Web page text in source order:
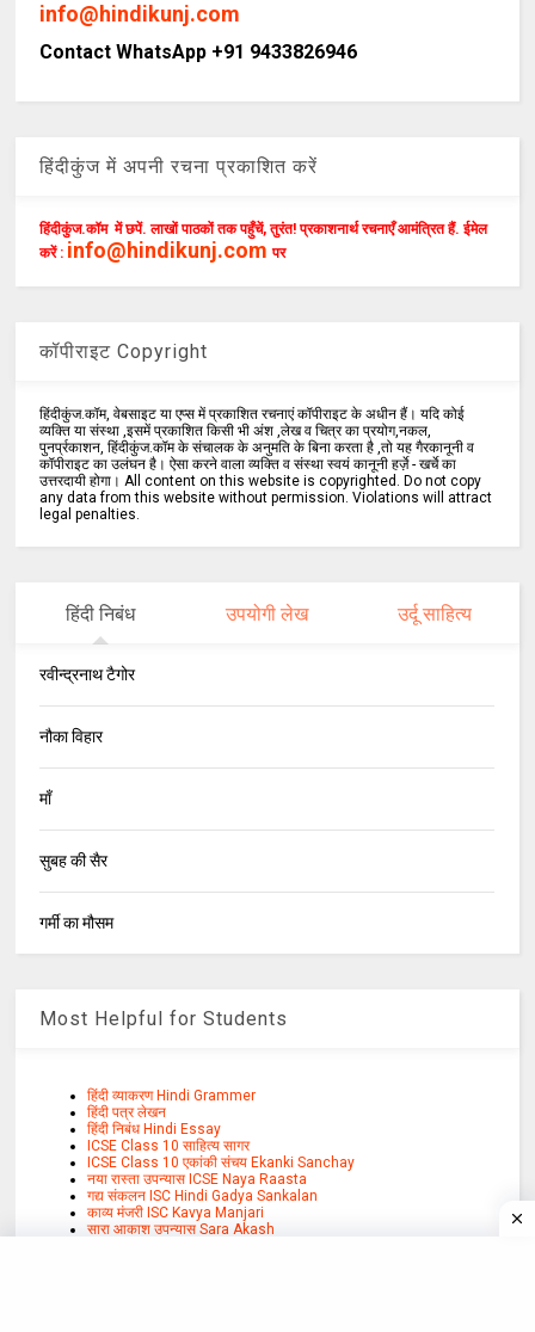
info@hindikunj.com
Contact WhatsApp +91 9433826946
हिंदीकुंज में अपनी रचना प्रकाशित करें
हिंदीकुंज.कॉम में छपें. लाखों पाठकों तक पहुँचें, तुरंत! प्रकाशनार्थ रचनाएँ आमंत्रित हैं. ईमेल
करें : info@hindikunj.com पर
कॉपीराइट Copyright
हिंदीकुंज.कॉम, वेबसाइट या एप्स में प्रकाशित रचनाएं कॉपीराइट के अधीन हैं। यदि कोई
व्यक्ति या संस्था ,इसमें प्रकाशित किसी भी अंश ,लेख व चित्र का प्रयोग,नकल,
पुनर्प्रकाशन, हिंदीकुंज.कॉम के संचालक के अनुमति के बिना करता है ,तो यह गैरकानूनी व
कॉपीराइट का उलंघन है। ऐसा करने वाला व्यक्ति व संस्था स्वयं कानूनी हर्ज़े - खर्चे का
उत्तरदायी होगा। All content on this website is copyrighted. Do not copy
any data from this website without permission. Violations will attract
legal penalties.
हिंदी निबंध उपयोगी लेख उर्दू साहित्य
रवीन्द्रनाथ टैगोर
नौका विहार
माँ
सुबह की सैर
गर्मी का मौसम
Most Helpful for Students
हिंदी व्याकरण Hindi Grammer
हिंदी पत्र लेखन
हिंदी निबंध Hindi Essay
ICSE Class 10 साहित्य सागर
ICSE Class 10 एकांकी संचय Ekanki Sanchay
नया रास्ता उपन्यास ICSE Naya Raasta
गद्य संकलन ISC Hindi Gadya Sankalan
काव्य मंजरी ISC Kavya Manjari
सारा आकाश उपन्यास Sara Akash